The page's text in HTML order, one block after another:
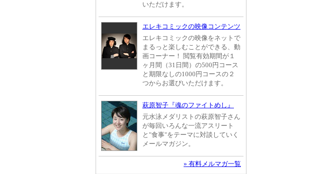
いただけます。
エレキコミックの映像コンテンツ
エレキコミックの映像をネットで
まるっと楽しむことができる、動
画コーナー！ 閲覧有効期間が１
ヶ月間（31日間）の500円コース
と期限なしの1000円コースの２
つからお選びいただけます。
萩原智子『魂のファイトめし』
元水泳メダリストの萩原智子さん
が毎回いろんな一流アスリート
と"食事"をテーマに対談していく
メールマガジン。
» 有料メルマガ一覧